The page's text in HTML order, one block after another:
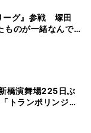
ーグ』参戦 塚田
ものが一緒なんで
橋演舞場225日ぶ
トランポリンジャ